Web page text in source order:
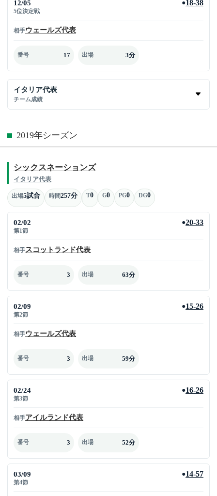
12/05
5位決定戦
●18-38
相手ウェールズ代表
番号 17 出場 3分
イタリア代表
チーム成績
2019年シーズン
シックスネーションズ
イタリア代表
出場5試合 時間257分 T0 G0 PG0 DG0
02/02
第1節
●20-33
相手スコットランド代表
番号 3 出場 63分
02/09
第2節
●15-26
相手ウェールズ代表
番号 3 出場 59分
02/24
第3節
●16-26
相手アイルランド代表
番号 3 出場 52分
03/09
第4節
●14-57